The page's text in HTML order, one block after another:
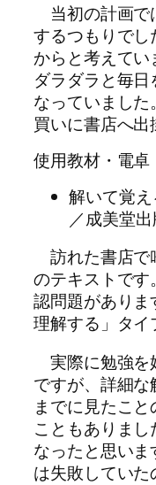
当初の計画で
するつもりで
からと考えて
ダラダラと毎
なっていまし
買いに書店へ出
使用教材・電卓
解いて覚
／成美堂出
訪れた書店で
のテキストで
認問題があり
理解する」タイ
実際に勉強を
ですが、詳細
までに見たこ
こともありま
なったと思い
は失敗していた